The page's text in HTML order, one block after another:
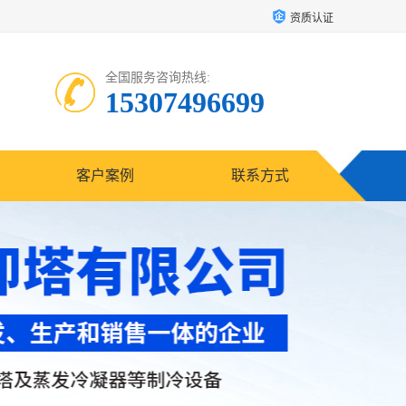
资质认证
全国服务咨询热线:
15307496699
客户案例 联系方式